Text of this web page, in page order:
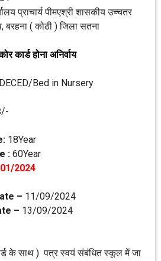
प्राचार्य पीमएश्री शासकीय उच्‍चतर
बरहना ( कोठी ) जिला सतना
कार्ड होना अनिर्वाय
Bed in Nursery
18Year
: 60Year
2024
– 11/09/2024
– 13/09/2024
के साथ ) पत्र स्‍वयं संबंधित स्‍कूल में जा